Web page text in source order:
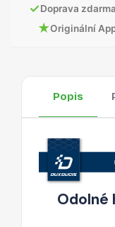
✓Doprava
★Originální
Popis
Odolné